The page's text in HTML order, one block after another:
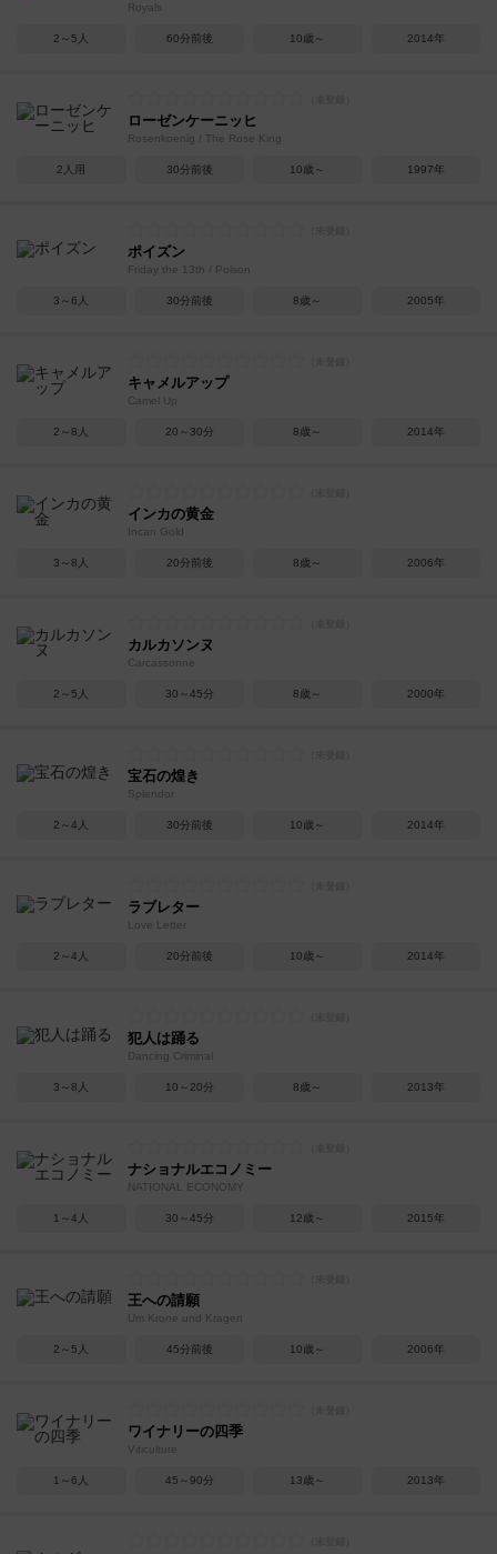
Royals
2～5人 60分前後 10歳～ 2014年
ローゼンケーニッヒ
Rosenkoenig / The Rose King
2人用 30分前後 10歳～ 1997年
ポイズン
Friday the 13th / Poison
3～6人 30分前後 8歳～ 2005年
キャメルアップ
Camel Up
2～8人 20～30分 8歳～ 2014年
インカの黄金
Incan Gold
3～8人 20分前後 8歳～ 2006年
カルカソンヌ
Carcassonne
2～5人 30～45分 8歳～ 2000年
宝石の煌き
Splendor
2～4人 30分前後 10歳～ 2014年
ラブレター
Love Letter
2～4人 20分前後 10歳～ 2014年
犯人は踊る
Dancing Criminal
3～8人 10～20分 8歳～ 2013年
ナショナルエコノミー
NATIONAL ECONOMY
1～4人 30～45分 12歳～ 2015年
王への請願
Um Krone und Kragen
2～5人 45分前後 10歳～ 2006年
ワイナリーの四季
Viticulture
1～6人 45～90分 13歳～ 2013年